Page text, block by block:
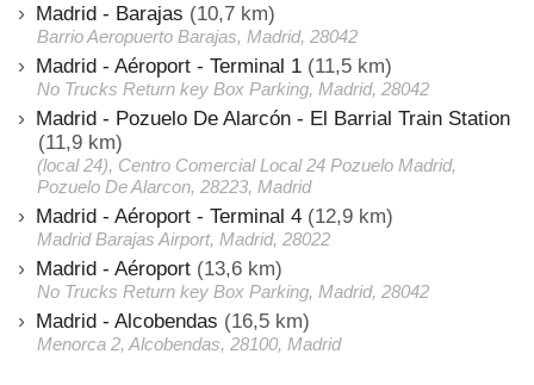
Madrid - Barajas (10,7 km)
Barrio Aeropuerto Barajas, Madrid, 28042
Madrid - Aéroport - Terminal 1 (11,5 km)
No Trucks Return key Box Parking, Madrid, 28042
Madrid - Pozuelo De Alarcón - El Barrial Train Station
(11,9 km)
(local 24), Centro Comercial Local 24 Pozuelo Madrid,
Pozuelo De Alarcon, 28223, Madrid
Madrid - Aéroport - Terminal 4 (12,9 km)
Madrid Barajas Airport, Madrid, 28022
Madrid - Aéroport (13,6 km)
No Trucks Return key Box Parking, Madrid, 28042
Madrid - Alcobendas (16,5 km)
Menorca 2, Alcobendas, 28100, Madrid